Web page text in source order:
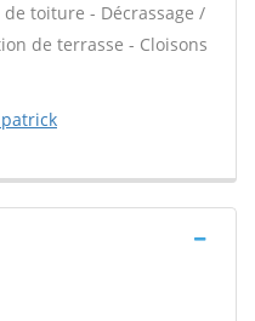
toiture - Décrassage /
de terrasse - Cloisons